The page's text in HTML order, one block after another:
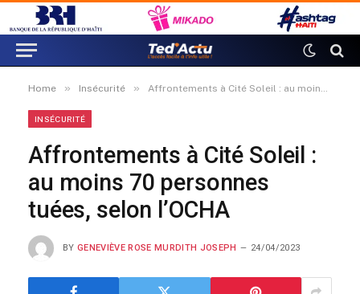
Home » Insécurité » Affrontements à Cité Soleil : au moins 70 personnes tuées, selon l’OCHA
INSÉCURITÉ
Affrontements à Cité Soleil :
au moins 70 personnes
tuées, selon l’OCHA
BY GENEVIÈVE ROSE MURDITH JOSEPH 24/04/2023